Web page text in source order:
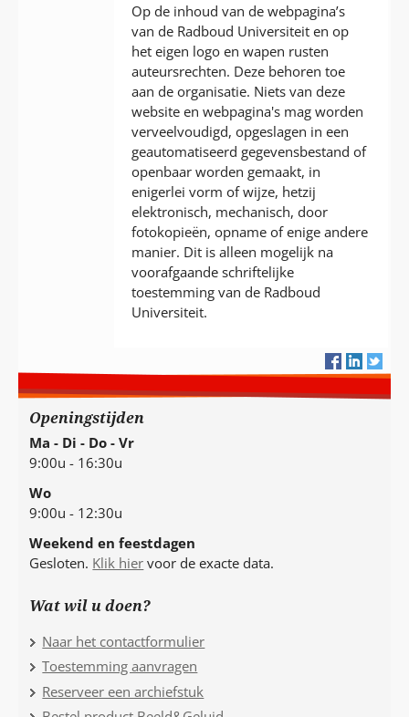
Op de inhoud van de webpagina’s
van de Radboud Universiteit en op
het eigen logo en wapen rusten
auteursrechten. Deze behoren toe
aan de organisatie. Niets van deze
website en webpagina's mag worden
verveelvoudigd, opgeslagen in een
geautomatiseerd gegevensbestand of
openbaar worden gemaakt, in
enigerlei vorm of wijze, hetzij
elektronisch, mechanisch, door
fotokopieën, opname of enige andere
manier. Dit is alleen mogelijk na
voorafgaande schriftelijke
toestemming van de Radboud
Universiteit.
Openingstijden
Ma - Di - Do - Vr
9:00u - 16:30u
Wo
9:00u - 12:30u
Weekend en feestdagen
Gesloten. Klik hier voor de exacte data.
Wat wil u doen?
Naar het contactformulier
Toestemming aanvragen
Reserveer een archiefstuk